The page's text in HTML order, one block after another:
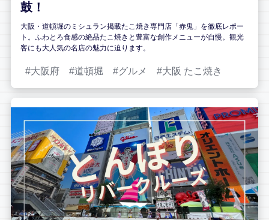
鼓！
大阪・道頓堀のミシュラン掲載たこ焼き専門店「赤鬼」を徹底レポー
ト。ふわとろ食感の絶品たこ焼きと豊富な創作メニューが自慢。観光
客にも大人気の名店の魅力に迫ります。
大阪府 道頓堀 グルメ 大阪 たこ焼き